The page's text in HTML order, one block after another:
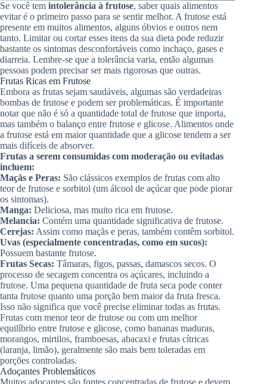
Se você tem intolerância à frutose, saber quais alimentos
evitar é o primeiro passo para se sentir melhor. A frutose está
presente em muitos alimentos, alguns óbvios e outros nem
tanto. Limitar ou cortar esses itens da sua dieta pode reduzir
bastante os sintomas desconfortáveis como inchaço, gases e
diarreia. Lembre-se que a tolerância varia, então algumas
pessoas podem precisar ser mais rigorosas que outras.
Frutas Ricas em Frutose
Embora as frutas sejam saudáveis, algumas são verdadeiras
bombas de frutose e podem ser problemáticas. É importante
notar que não é só a quantidade total de frutose que importa,
mas também o balanço entre frutose e glicose. Alimentos onde
a frutose está em maior quantidade que a glicose tendem a ser
mais difíceis de absorver.
Frutas a serem consumidas com moderação ou evitadas
incluem:
Maçãs e Peras: São clássicos exemplos de frutas com alto
teor de frutose e sorbitol (um álcool de açúcar que pode piorar
os sintomas).
Manga: Deliciosa, mas muito rica em frutose.
Melancia: Contém uma quantidade significativa de frutose.
Cerejas: Assim como maçãs e peras, também contêm sorbitol.
Uvas (especialmente concentradas, como em sucos):
Possuem bastante frutose.
Frutas Secas: Tâmaras, figos, passas, damascos secos. O
processo de secagem concentra os açúcares, incluindo a
frutose. Uma pequena quantidade de fruta seca pode conter
tanta frutose quanto uma porção bem maior da fruta fresca.
Isso não significa que você precise eliminar todas as frutas.
Frutas com menor teor de frutose ou com um melhor
equilíbrio entre frutose e glicose, como bananas maduras,
morangos, mirtilos, framboesas, abacaxi e frutas cítricas
(laranja, limão), geralmente são mais bem toleradas em
porções controladas.
Adoçantes Problemáticos